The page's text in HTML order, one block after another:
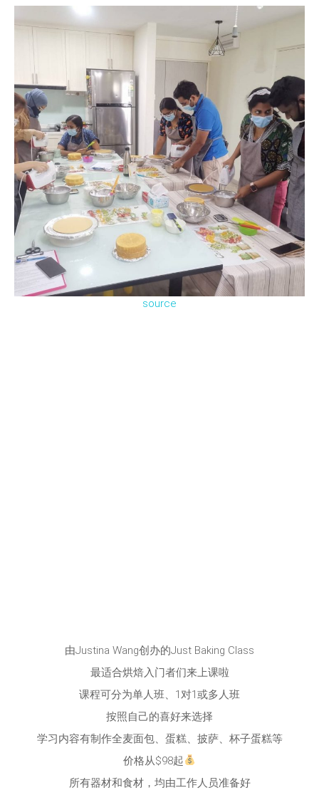
source
由Justina Wang创办的Just Baking Class
最适合烘焙入门者们来上课啦
课程可分为单人班、1对1或多人班
按照自己的喜好来选择
学习内容有制作全麦面包、蛋糕、披萨、杯子蛋糕等
价格从$98起
所有器材和食材，均由工作人员准备好